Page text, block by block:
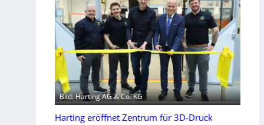
Bild: Harting AG & Co. KG
Harting eröffnet Zentrum für 3D-Druck